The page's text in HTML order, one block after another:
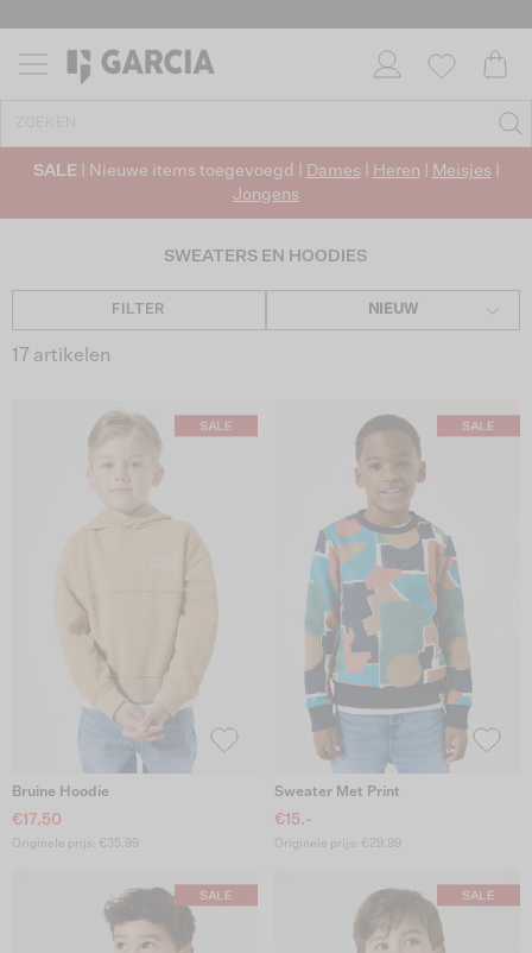
SALE | Nieuwe items toegevoegd | Dames Heren Meisjes
Jongens
SWEATERS EN HOODIES
FILTER NIEUW
17 artikelen
Bruine Hoodie
€17.50
Originele prijs: €35.99
Sweater Met Print
€15.-
Originele prijs: €29.99